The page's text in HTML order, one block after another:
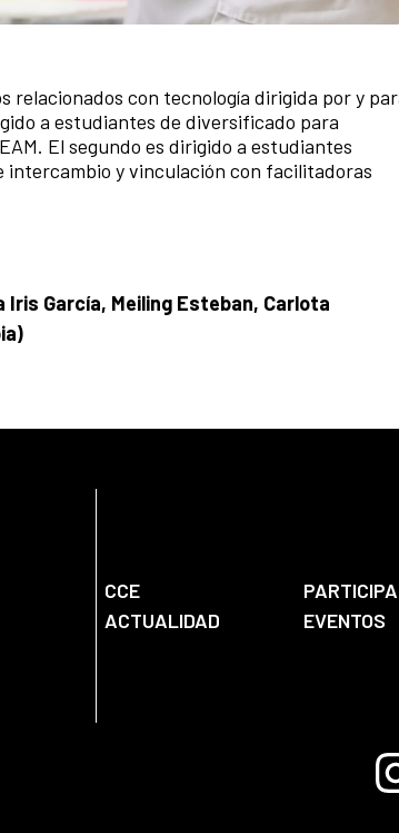
con tecnología dirigida por y
a estudiantes de diversificado para
El segundo es dirigido a estudiantes
intercambio y vinculación con facilitadoras
Iris García, Meiling Esteban, Carlota
CCE PARTICIPA
ACTUALIDAD
EVENTOS